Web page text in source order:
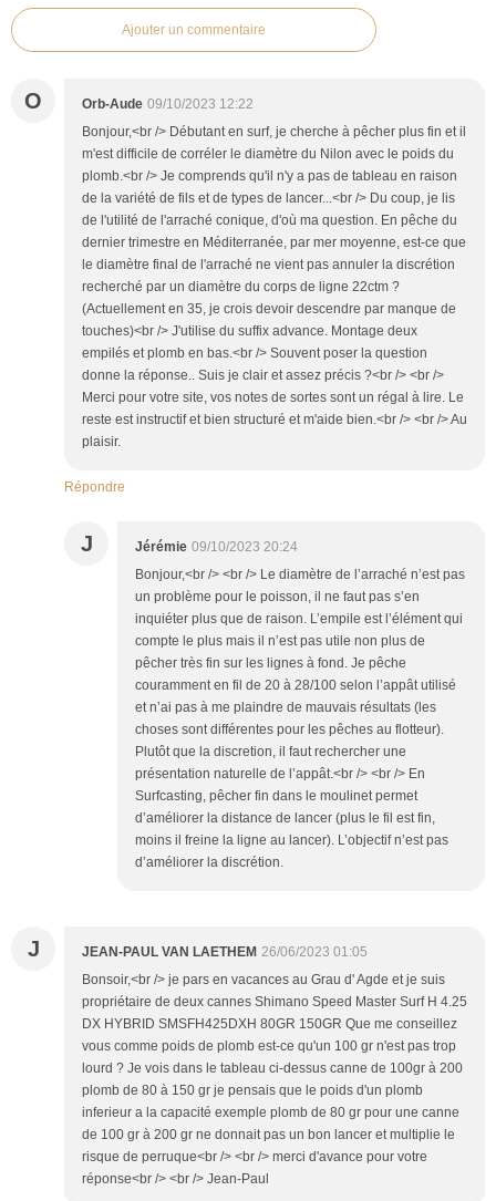
Ajouter un commentaire
O Orb-Aude 09/10/2023 12:22
Bonjour,<br /> Débutant en surf, je cherche à pêcher plus fin et il
m'est difficile de corréler le diamètre du Nilon avec le poids du
plomb.<br /> Je comprends qu'il n'y a pas de tableau en raison
de la variété de fils et de types de lancer...<br /> Du coup, je lis
de l'utilité de l'arraché conique, d'où ma question. En pêche du
dernier trimestre en Méditerranée, par mer moyenne, est-ce que
le diamètre final de l'arraché ne vient pas annuler la discrétion
recherché par un diamètre du corps de ligne 22ctm ?
(Actuellement en 35, je crois devoir descendre par manque de
touches)<br /> J'utilise du suffix advance. Montage deux
empilés et plomb en bas.<br /> Souvent poser la question
donne la réponse.. Suis je clair et assez précis ?<br /> <br />
Merci pour votre site, vos notes de sortes sont un régal à lire. Le
reste est instructif et bien structuré et m'aide bien.<br /> <br /> Au
plaisir.
Répondre
J Jérémie 09/10/2023 20:24
Bonjour,<br /> <br /> Le diamètre de l’arraché n’est pas
un problème pour le poisson, il ne faut pas s’en
inquiéter plus que de raison. L’empile est l’élément qui
compte le plus mais il n’est pas utile non plus de
pêcher très fin sur les lignes à fond. Je pêche
couramment en fil de 20 à 28/100 selon l’appât utilisé
et n’ai pas à me plaindre de mauvais résultats (les
choses sont différentes pour les pêches au flotteur).
Plutôt que la discretion, il faut rechercher une
présentation naturelle de l’appât.<br /> <br /> En
Surfcasting, pêcher fin dans le moulinet permet
d’améliorer la distance de lancer (plus le fil est fin,
moins il freine la ligne au lancer). L’objectif n’est pas
d’améliorer la discrétion.
J JEAN-PAUL VAN LAETHEM 26/06/2023 01:05
Bonsoir,<br /> je pars en vacances au Grau d' Agde et je suis
propriétaire de deux cannes Shimano Speed Master Surf H 4.25
DX HYBRID SMSFH425DXH 80GR 150GR Que me conseillez
vous comme poids de plomb est-ce qu'un 100 gr n'est pas trop
lourd ? Je vois dans le tableau ci-dessus canne de 100gr à 200
plomb de 80 à 150 gr je pensais que le poids d'un plomb
inferieur a la capacité exemple plomb de 80 gr pour une canne
de 100 gr à 200 gr ne donnait pas un bon lancer et multiplie le
risque de perruque<br /> <br /> merci d'avance pour votre
réponse<br /> <br /> Jean-Paul